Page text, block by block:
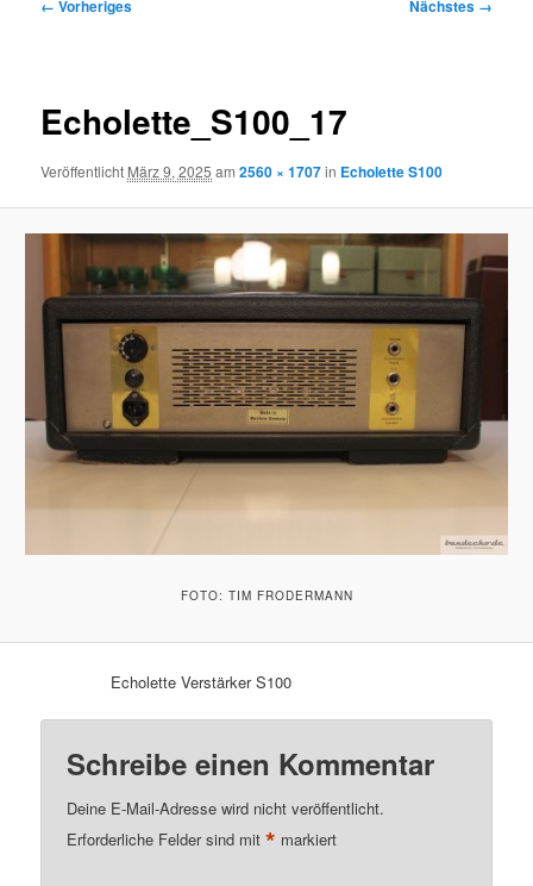
← Vorheriges Nächstes →
Echolette_S100_17
Veröffentlicht März 9, 2025 am2560 × 1707in Echolette S100
FOTO: TIM FRODERMANN
Echolette Verstärker S100
Schreibe einen Kommentar
Deine E-Mail-Adresse wird nicht veröffentlicht.
Erforderliche Felder sind mit* markiert